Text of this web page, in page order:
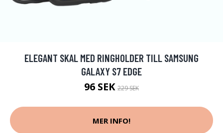
ELEGANT SKAL MED RINGHOLDER TILL SAMSUNG
GALAXY S7 EDGE
96 SEK 229 SEK
MER INFO!